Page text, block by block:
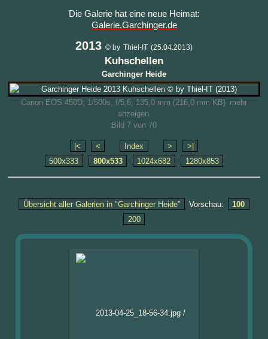
Die Galerie hat eine neue Heimat:
Galerie.Garchinger.de
2013 © by Thiel-IT (25.04.2013)
Kuhschellen
Garchinger Heide
Canon EOS 450D; 1/500s, f/5,6; 135,0 mm (216,0 mm KB) mehr
anzeigen
Bild 7 von 70
|< < Index >
>|
500x333
800x533 1024x682 1280x853
Übersicht aller Galerien in "Garchinger Heide" Vorschau:
100
200